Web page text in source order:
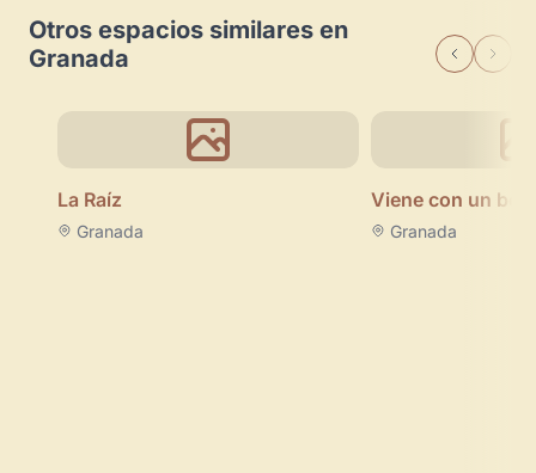
Otros espacios similares en
Granada
La Raíz
Granada
Viene con un
Granada